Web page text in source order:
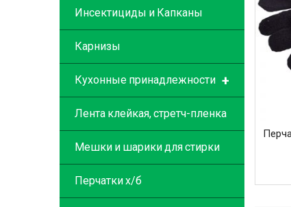
Инсектициды и Капканы
Карнизы
+
Кухонные принадлежности
Лента клейкая, стретч-пленка
Мешки и шарики для стирки
Перчатки х/б